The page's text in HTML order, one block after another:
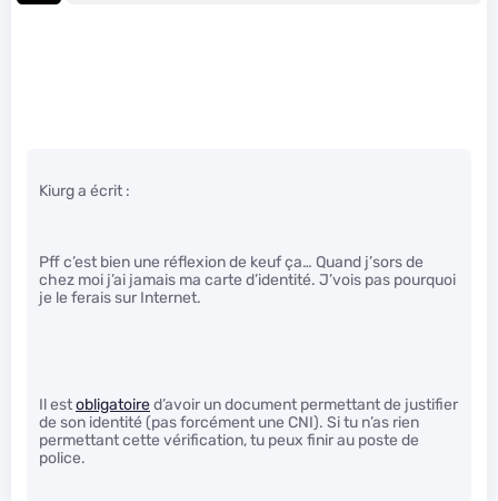
Kiurg a écrit :
Pff c’est bien une réflexion de keuf ça… Quand j’sors de
chez moi j’ai jamais ma carte d’identité. J’vois pas pourquoi
je le ferais sur Internet.
Il estobligatoired’avoir un document permettant de justifier
de son identité (pas forcément une CNI). Si tu n’as rien
permettant cette vérification, tu peux finir au poste de
police.